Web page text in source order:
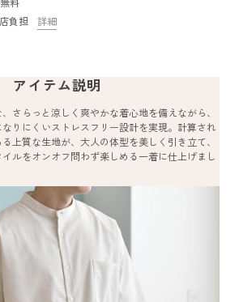
負担
詳細
アイテム説明
さらっと涼しく爽やかな着心地を備えながら、
りにくいストレスフリー設計を実現。計算され
上質な生地が、大人の体型を美しく引き立て、
ルをオンオフ問わず楽しめる一着に仕上げまし